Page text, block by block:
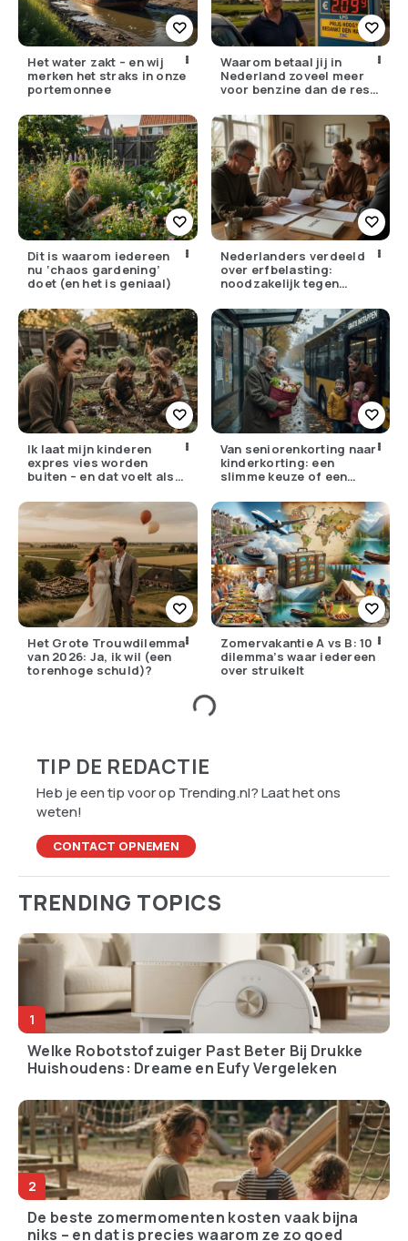
Het water zakt – en wij
merken het straks in onze
portemonnee
Waarom betaal jij in
Nederland zoveel meer
voor benzine dan de rest
Dit is waarom iedereen
nu ‘chaos gardening’
doet (en het is geniaal)
Nederlanders verdeeld
over erfbelasting:
noodzakelijk tegen
Ik laat mijn kinderen
expres vies worden
buiten – en dat voelt als
Van seniorenkorting naar
kinderkorting: een
slimme keuze of een
Het Grote Trouwdilemma
van 2026: Ja, ik wil (een
torenhoge schuld)?
Zomervakantie A vs B: 10
dilemma’s waar iedereen
over struikelt
TIP DE REDACTIE
Heb je een tip voor op Trending.nl? Laat het ons
weten!
CONTACT OPNEMEN
TRENDING TOPICS
Welke Robotstofzuiger Past Beter Bij Drukke
Huishoudens: Dreame en Eufy Vergeleken
De beste zomermomenten kosten vaak bijna
niks – en dat is precies waarom ze zo goed